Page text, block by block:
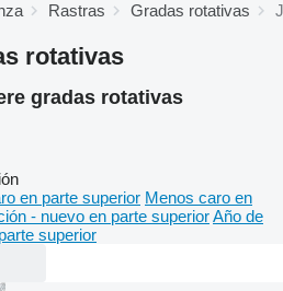
Rastras Gradas rotativas
rotativas
gradas rotativas
en parte superior Menos caro en
- nuevo en parte superiorAño de
superior